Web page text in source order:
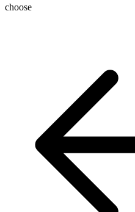
choose